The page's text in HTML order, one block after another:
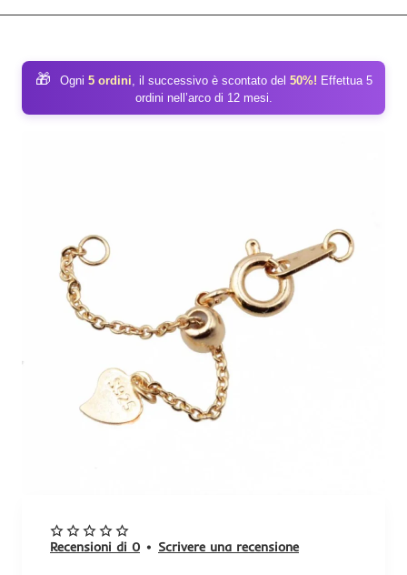
🎁 Ogni 5 ordini, il successivo è scontato del 50%! Effettua 5
ordini nell’arco di 12 mesi.
Recensioni di 0 • Scrivere una recensione